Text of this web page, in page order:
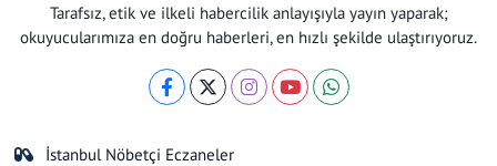
Tarafsız, etik ve ilkeli habercilik anlayışıyla yayın yaparak;
okuyucularımıza en doğru haberleri, en hızlı şekilde ulaştırıyoruz.
İstanbul Nöbetçi Eczaneler